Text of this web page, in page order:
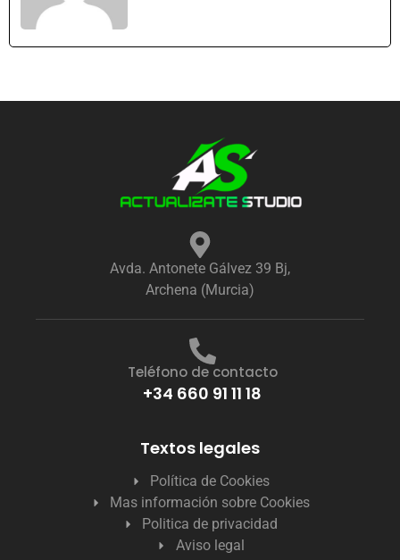
Avda. Antonete Gálvez 39 Bj,
Archena (Murcia)
Teléfono de contacto
+34 660 91 11 18
Textos legales
Política de Cookies
Mas información sobre Cookies
Politica de privacidad
Aviso legal